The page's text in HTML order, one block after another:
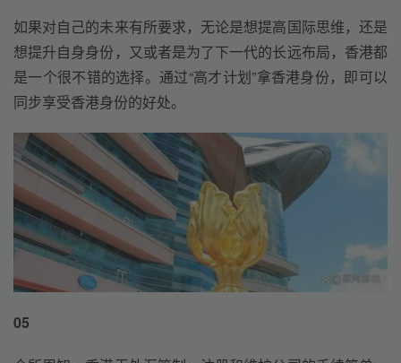
如果对自己的未来有所要求，无论是想提高国际思维，还是
想提升自身身份，又或者是为了下一代的长远布局，香港都
是一个很不错的选择。通过“高才计划”拿香港身份，即可以
同步享受香港身份的好处。
05